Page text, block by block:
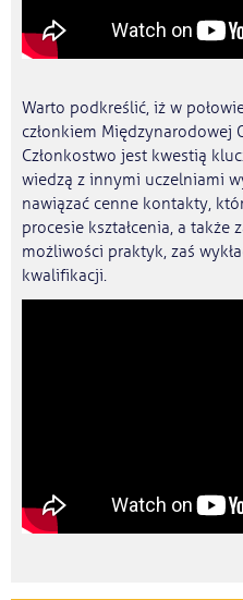
Warto podkreślić, iż w
członkiem Międzynarodowej
Członkostwo jest kwestią
wiedzą z innymi uczelniami
nawiązać cenne kontakty,
procesie kształcenia, a
możliwości praktyk, zaś
kwalifikacji.